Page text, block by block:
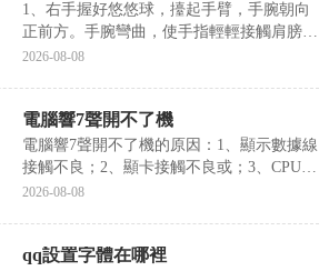
1、右手握好悠悠球，擡起手臂，手腕朝向
正前方。手腕彎曲，使手指輕輕接觸肩膀。
2、用力把悠悠球向下擲出...
2026-08-08
電腦響7聲開不了機
電腦響7聲開不了機的原因：1、顯示數據線
接觸不良；2、顯卡接觸不良或；3、CPU接
觸不良及過熱；4、...
2026-08-08
qq設置字體在哪裡